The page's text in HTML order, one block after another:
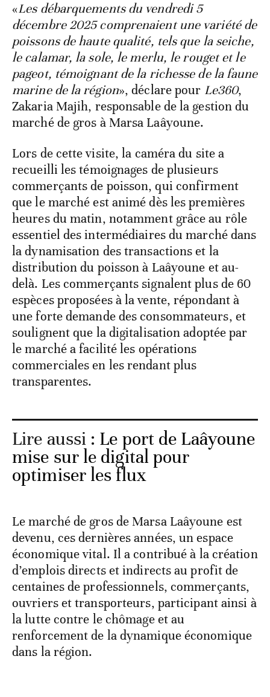
«Les débarquements du vendredi 5
décembre 2025 comprenaient une variété de
poissons de haute qualité, tels que la seiche,
le calamar, la sole, le merlu, le rouget et le
pageot, témoignant de la richesse de la faune
marine de la région», déclare pour Le360,
Zakaria Majih, responsable de la gestion du
marché de gros à Marsa Laâyoune.
Lors de cette visite, la caméra du site a
recueilli les témoignages de plusieurs
commerçants de poisson, qui confirment
que le marché est animé dès les premières
heures du matin, notamment grâce au rôle
essentiel des intermédiaires du marché dans
la dynamisation des transactions et la
distribution du poisson à Laâyoune et au-
delà. Les commerçants signalent plus de 60
espèces proposées à la vente, répondant à
une forte demande des consommateurs, et
soulignent que la digitalisation adoptée par
le marché a facilité les opérations
commerciales en les rendant plus
transparentes.
Lire aussi : Le port de Laâyoune
mise sur le digital pour
optimiser les flux
Le marché de gros de Marsa Laâyoune est
devenu, ces dernières années, un espace
économique vital. Il a contribué à la création
d’emplois directs et indirects au profit de
centaines de professionnels, commerçants,
ouvriers et transporteurs, participant ainsi à
la lutte contre le chômage et au
renforcement de la dynamique économique
dans la région.